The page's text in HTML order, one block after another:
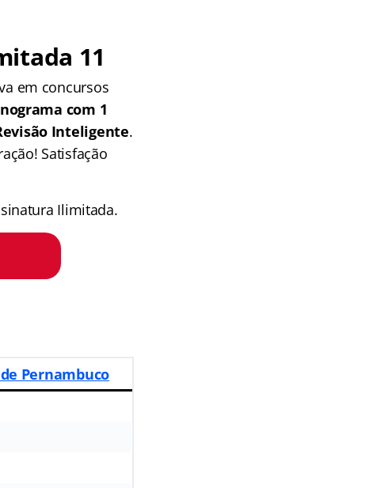
11
em concursos
com 1
Inteligente.
Satisfação
Ilimitada.
Pernambuco